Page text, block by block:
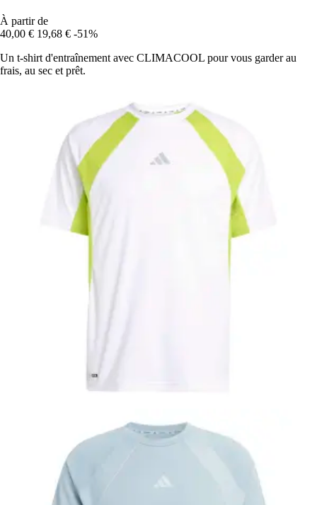
À partir de
40,00 € 19,68 € -51%
Un t-shirt d'entraînement avec CLIMACOOL pour vous garder au
frais, au sec et prêt.